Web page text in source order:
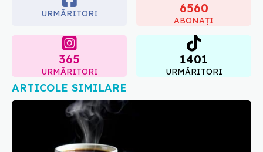
URMĂRITORI 6560
ABONAȚI
365
URMĂRITORI
1401
URMĂRITORI
ARTICOLE SIMILARE